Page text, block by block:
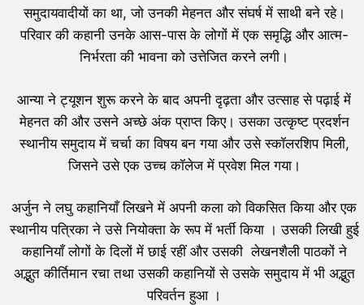
समुदायवादीयों का था, जो उनकी मेहनत और संघर्ष में साथी बने रहे।
परिवार की कहानी उनके आस-पास के लोगों में एक समृद्धि और आत्म-
निर्भरता की भावना को उत्तेजित करने लगी।
आन्या ने ट्यूशन शुरू करने के बाद अपनी दृढ़ता और उत्साह से पढ़ाई में
मेहनत की और उसने अच्छे अंक प्राप्त किए। उसका उत्कृष्ट प्रदर्शन
स्थानीय समुदाय में चर्चा का विषय बन गया और उसे स्कॉलरशिप मिली,
जिसने उसे एक उच्च कॉलेज में प्रवेश मिल गया।
अर्जुन ने लघु कहानियाँ लिखने में अपनी कला को विकसित किया और एक
स्थानीय पत्रिका ने उसे नियोक्ता के रूप में भर्ती किया । उसकी लिखी हुई
कहानियाँ लोगों के दिलों में छाई रहीं और उसकी लेखनशैली पाठकों ने
अद्भुत कीर्तिमान रचा तथा उसकी कहानियों से उसके समुदाय में भी अद्भुत
परिवर्तन हुआ ।